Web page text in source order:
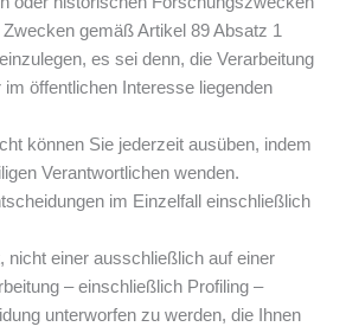
gemäß Artikel 89 Absatz 1
es sei denn, die Verarbeitung
öffentlichen Interesse liegenden
können Sie jederzeit ausüben, indem
Verantwortlichen wenden.
im Einzelfall einschließlich
nicht einer ausschließlich auf einer
– einschließlich Profiling –
unterworfen zu werden, die Ihnen